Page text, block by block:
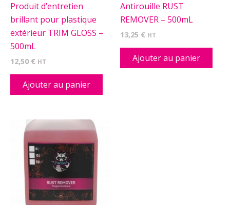
Produit d’entretien
brillant pour plastique
extérieur TRIM GLOSS –
500mL
12,50 € HT
Ajouter au panier
Antirouille RUST
REMOVER – 500mL
13,25 € HT
Ajouter au panier